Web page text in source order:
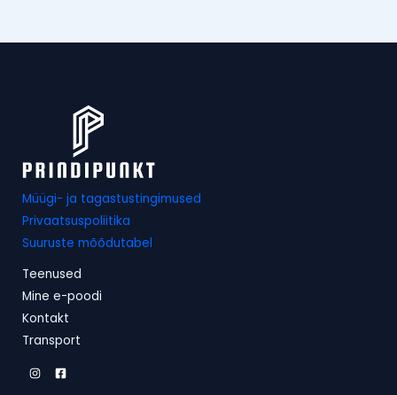
Müügi- ja tagastustingimused
Privaatsuspoliitika
Suuruste mõõdutabel
Teenused
Mine e-poodi
Kontakt
Transport